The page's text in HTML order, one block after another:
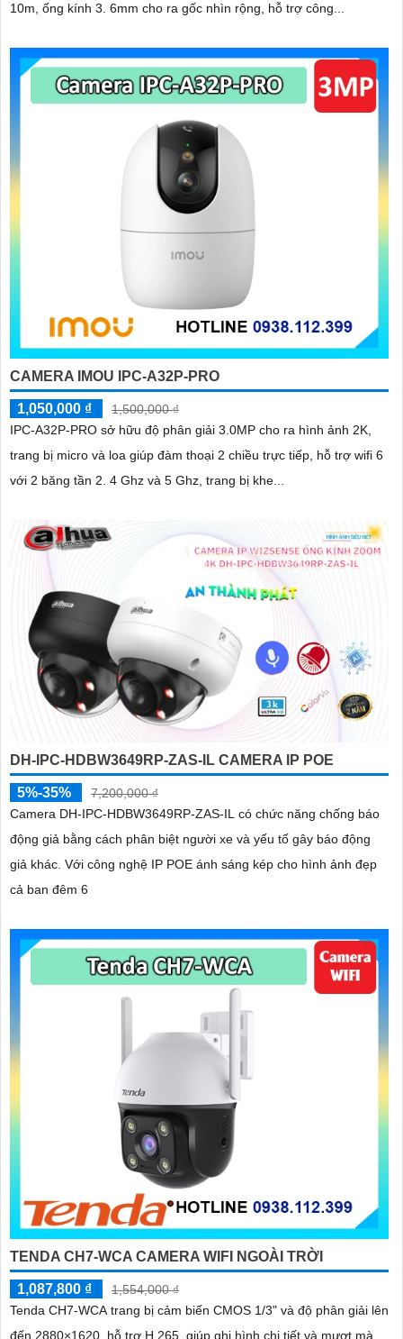
10m, ống kính 3. 6mm cho ra gốc nhìn rộng, hỗ trợ công...
CAMERA IMOU IPC-A32P-PRO
1,050,000 ₫
1,500,000 ₫
IPC-A32P-PRO sở hữu độ phân giải 3.0MP cho ra hình ảnh 2K,
trang bị micro và loa giúp đàm thoại 2 chiều trực tiếp, hỗ trợ wifi 6
với 2 băng tần 2. 4 Ghz và 5 Ghz, trang bị khe...
DH-IPC-HDBW3649RP-ZAS-IL CAMERA IP POE
5%-35%
7,200,000 ₫
Camera DH-IPC-HDBW3649RP-ZAS-IL có chức năng chống báo
động giả bằng cách phân biệt người xe và yếu tố gây báo động
giả khác. Với công nghệ IP POE ánh sáng kép cho hình ảnh đẹp
cả ban đêm 6
TENDA CH7-WCA CAMERA WIFI NGOÀI TRỜI
1,087,800 ₫
1,554,000 ₫
Tenda CH7-WCA trang bị cảm biến CMOS 1/3" và độ phân giải lên
đến 2880×1620, hỗ trợ H.265, giúp ghi hình chi tiết và mượt mà.